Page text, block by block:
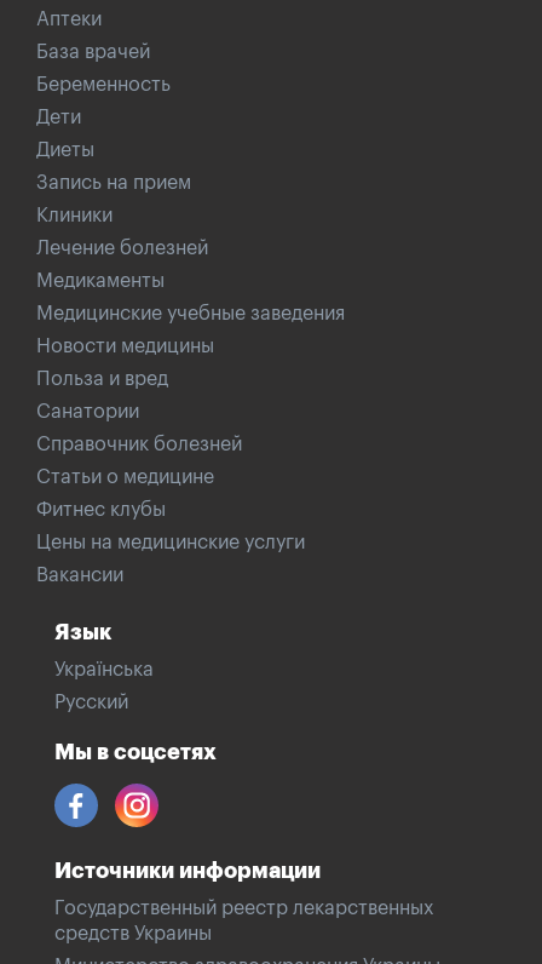
Аптеки
База врачей
Беременность
Дети
Диеты
Запись на прием
Клиники
Лечение болезней
Медикаменты
Медицинские учебные заведения
Новости медицины
Польза и вред
Санатории
Справочник болезней
Статьи о медицине
Фитнес клубы
Цены на медицинские услуги
Вакансии
Язык
Українська
Русский
Мы в соцсетях
Источники информации
Государственный реестр лекарственных
средств Украины